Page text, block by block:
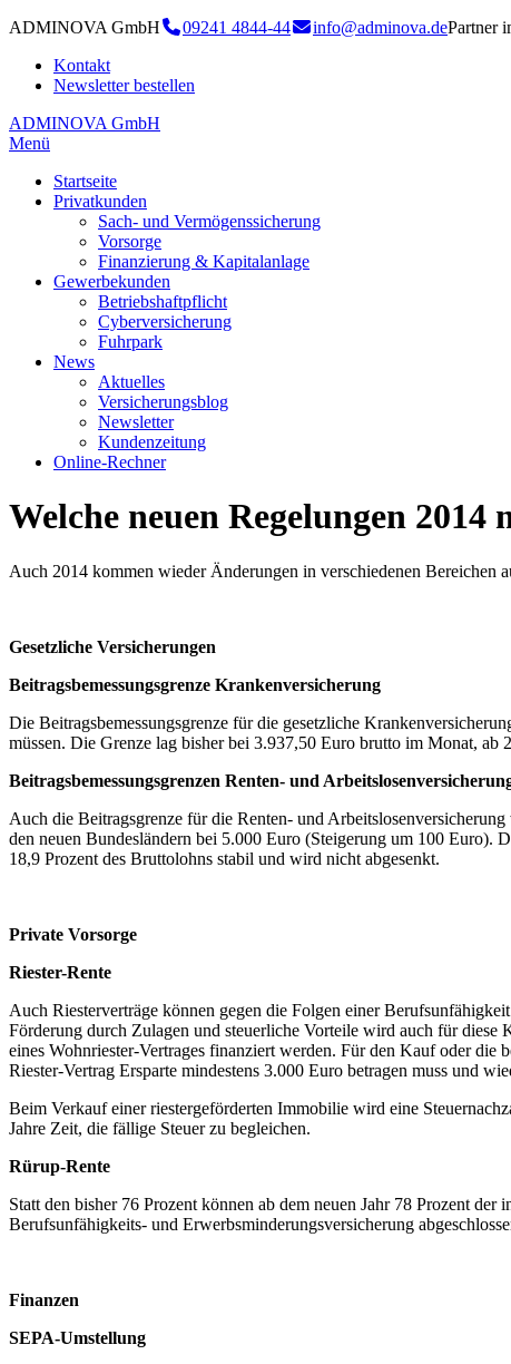
ADMINOVA GmbH 09241 4844-44 info@adminova.dePartner
Kontakt
Newsletter bestellen
ADMINOVA GmbH
Menü
Startseite
Privatkunden
Sach- und Vermögenssicherung
Vorsorge
Finanzierung & Kapitalanlage
Gewerbekunden
Betriebshaftpflicht
Cyberversicherung
Fuhrpark
News
Aktuelles
Versicherungsblog
Newsletter
Kundenzeitung
Online-Rechner
Welche neuen Regelungen
Auch 2014 kommen wieder Änderungen in verschiedenen Bereichen
Gesetzliche Versicherungen
Beitragsbemessungsgrenze Krankenversicherung
Die Beitragsbemessungsgrenze für die gesetzliche
müssen. Die Grenze lag bisher bei 3.937,50 Euro brutto im Monat,
Beitragsbemessungsgrenzen Renten- und
Auch die Beitragsgrenze für die Renten- und
den neuen Bundesländern bei 5.000 Euro (Steigerung um 100 Euro).
18,9 Prozent des Bruttolohns stabil und wird nicht abgesenkt.
Private Vorsorge
Riester-Rente
Auch Riesterverträge können gegen die Folgen einer
Förderung durch Zulagen und steuerliche Vorteile wird auch für
eines Wohnriester-Vertrages finanziert werden. Für den Kauf oder die
Riester-Vertrag Ersparte mindestens 3.000 Euro betragen muss und
Beim Verkauf einer riestergeförderten Immobilie wird eine
Jahre Zeit, die fällige Steuer zu begleichen.
Rürup-Rente
Statt den bisher 76 Prozent können ab dem neuen Jahr 78 Prozent
Berufsunfähigkeits- und Erwerbsminderungsversicherung
Finanzen
SEPA-Umstellung